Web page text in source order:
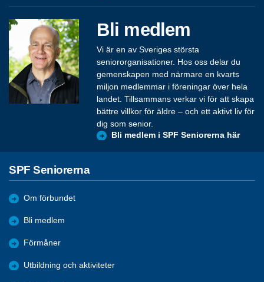
Bli medlem
Vi är en av Sveriges största
seniororganisationer. Hos oss delar du
gemenskapen med närmare en kvarts
miljon medlemmar i föreningar över hela
landet. Tillsammans verkar vi för att skapa
bättre villkor för äldre – och ett aktivt liv för
dig som senior.
Bli medlem i SPF Seniorerna här
SPF Seniorerna
Om förbundet
Bli medlem
Förmåner
Utbildning och aktiviteter